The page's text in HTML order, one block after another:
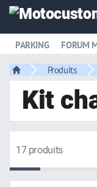
PARKING FORUM
Produits
Kit
17 produits